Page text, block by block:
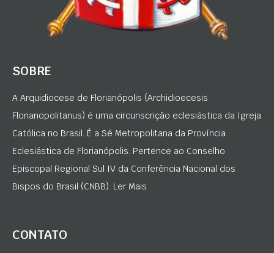
SOBRE
A Arquidiocese de Florianópolis (Archidioecesis
Florianopolitanus) é uma circunscrição eclesiástica da Igreja
Católica no Brasil. É a Sé Metropolitana da Província
Eclesiástica de Florianópolis. Pertence ao Conselho
Episcopal Regional Sul IV da Conferência Nacional dos
Bispos do Brasil (CNBB). Ler Mais
CONTATO